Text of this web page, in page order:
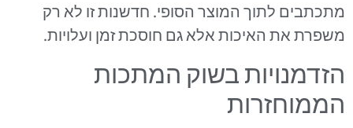
מתכתבים לתוך המוצר הסופי. חדשנות זו לא רק
משפרת את האיכות אלא גם חוסכת זמן ועלויות.
הזדמנויות בשוק המתכות
הממוחזרות